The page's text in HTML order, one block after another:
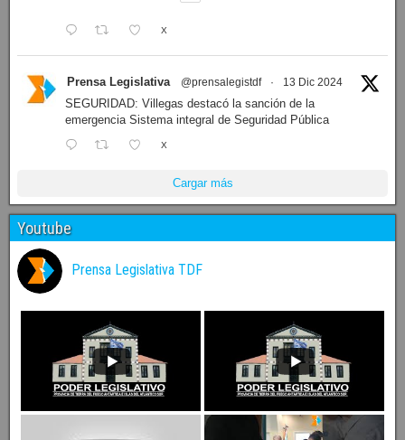
X
Prensa Legislativa @prensalegistdf · 13 Dic 2024
SEGURIDAD: Villegas destacó la sanción de la
emergencia Sistema integral de Seguridad Pública
X
Cargar más
Youtube
Prensa Legislativa TDF